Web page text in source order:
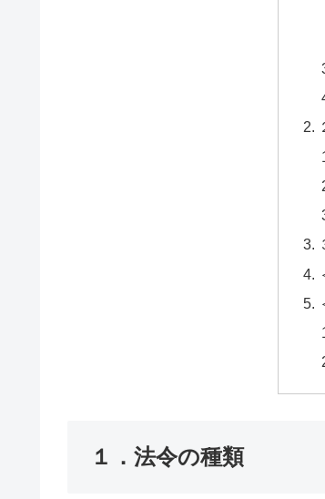
１．法令の種類